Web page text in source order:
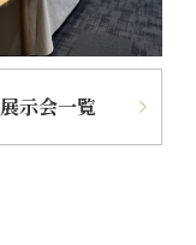
展示会一覧